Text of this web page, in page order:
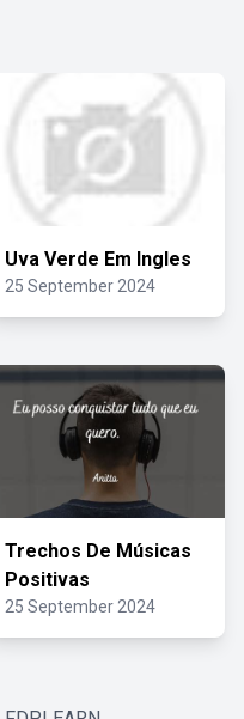
Uva Verde Em Ingles
25 September 2024
Trechos De Músicas
Positivas
25 September 2024